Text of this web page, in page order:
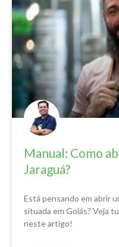
Manual: Como
Jaraguá?
Está pensando em abrir
situada em Goiás? Veja
neste artigo!